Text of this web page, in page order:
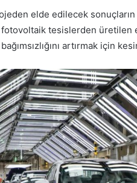
elde edilecek
tesislerden üretilen
artırmak için